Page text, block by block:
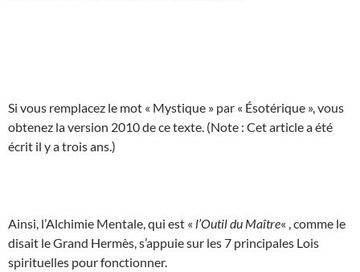
Si vous remplacez le mot « Mystique » par « Ésotérique », vous
obtenez la version 2010 de ce texte. (Note : Cet article a été
écrit il y a trois ans.)
Ainsi, l’Alchimie Mentale, qui est « l’Outil du Maître« , comme le
disait le Grand Hermès, s’appuie sur les 7 principales Lois
spirituelles pour fonctionner.